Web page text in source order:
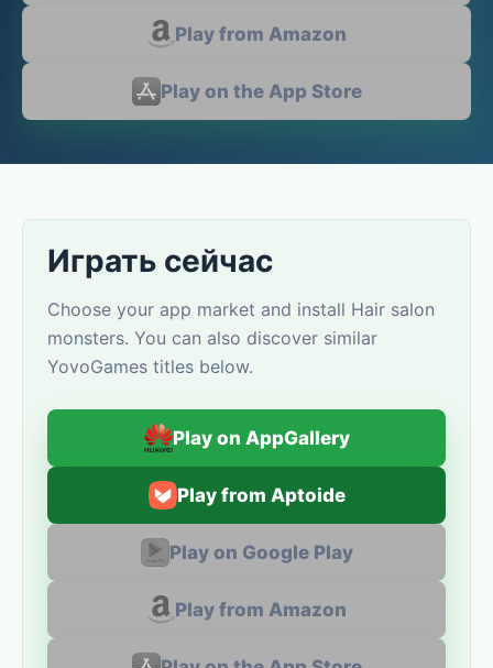
Play from Amazon
Play on the App Store
Играть сейчас
Choose your app market and install Hair salon
monsters. You can also discover similar
YovoGames titles below.
Play on AppGallery
Play from Aptoide
Play on Google Play
Play from Amazon